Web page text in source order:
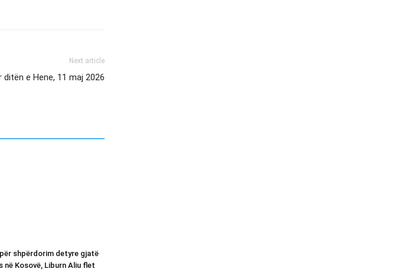
Next article
e Hene, 11 maj 2026
shpërdorim detyre gjatë
në Kosovë, Liburn Aliu flet